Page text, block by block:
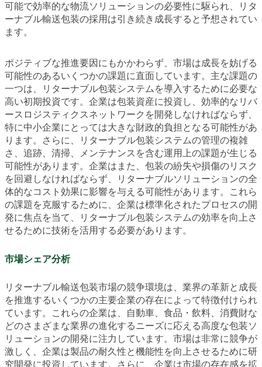
可能で効率的な物流ソリューションの必要性に駆られ、リタ
ーナブル輸送包装の採用は引き続き成長すると予想されてい
ます。
ポジティブな推進要因にもかかわらず、市場は成長を妨げる
可能性のあるいくつかの課題に直面しています。主な課題の
一つは、リターナブル包装システムを導入するために必要な
高い初期投資です。企業は包装資産に投資し、効率的なリバ
ースロジスティクスネットワークを開発しなければならず、
特に中小企業にとっては大きな財政的負担となる可能性があ
ります。さらに、リターナブル包装システムの管理の複雑
さ、追跡、清掃、メンテナンスを含む運用上の課題が生じる
可能性があります。企業はまた、包装の紛失や損傷のリスク
を回避しなければならず、リターナブルソリューションの全
体的なコスト効果に影響を与える可能性があります。これら
の課題を克服するために、企業は標準化されたプロセスの開
発に焦点を当て、リターナブル包装システムの効率を向上さ
せるために技術を活用する必要があります。
市場シェア分析
リターナブル輸送包装市場の競争環境は、業界の革新と成長
を推進するいくつかの主要企業の存在によって特徴付けられ
ています。これらの企業は、自動車、食品・飲料、消費財な
どのさまざまな業界の進化するニーズに応える高度な包装ソ
リューションの開発に注力しています。市場は非常に競争が
激しく、企業は製品の耐久性と機能性を向上させるために研
究開発に投資しています。さらに、企業は市場の存在感を拡